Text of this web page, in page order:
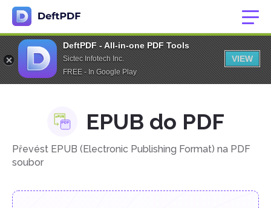
DeftPDF - All-in-one PDF Tools
Sictec Infotech Inc.
FREE - In Google Play
VIEW
EPUB do PDF
Převést EPUB (Electronic Publishing Format) na PDF
soubor